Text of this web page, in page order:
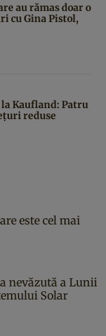
au rămas doar o
cu Gina Pistol,
Kaufland: Patru
reduse
este cel mai
nevăzută a Lunii
Solar